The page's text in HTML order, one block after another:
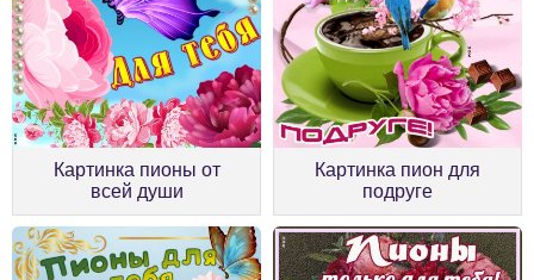
Картинка пионы от
всей души
Картинка пион для
подруге